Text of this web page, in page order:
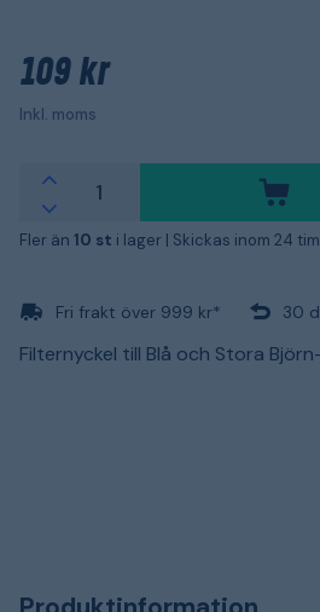
109 kr
Inkl. moms
Fler än 10 st i lager | Skickas inom 24
Fri frakt över 999 kr* 30
Filternyckel till Blå och Stora